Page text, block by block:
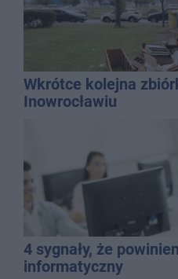
Wkrótce kolejna
Inowrocławiu
4 sygnały, że
informatyczny